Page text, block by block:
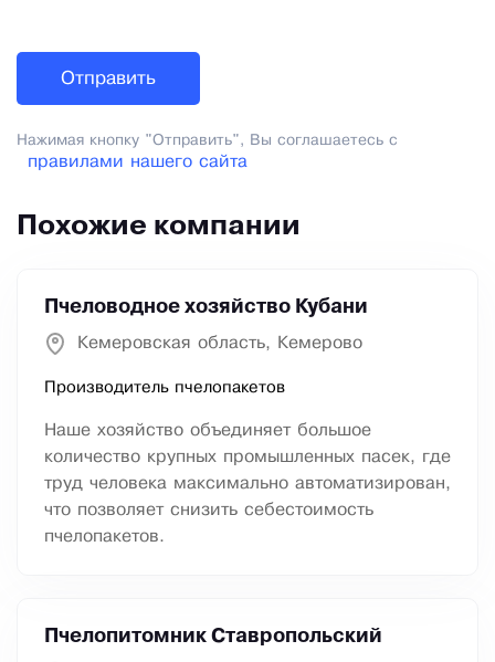
Нажимая кнопку "Отправить", Вы соглашаетесь с
правилами нашего сайта
Похожие компании
Пчеловодное хозяйство Кубани
Кемеровская область, Кемерово
Производитель пчелопакетов
Наше хозяйство объединяет большое
количество крупных промышленных пасек, где
труд человека максимально автоматизирован,
что позволяет снизить себестоимость
пчелопакетов.
Пчелопитомник Ставропольский